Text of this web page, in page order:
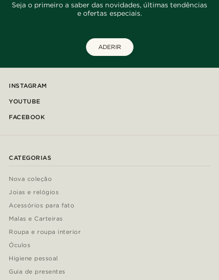
Seja o primeiro a saber das novidades, últimas tendências
e ofertas especiais.
ADERIR
INSTAGRAM
YOUTUBE
FACEBOOK
CATEGORIAS
Nova coleção
Joias e relógios
Acessórios para fato
Malas e Carteiras
Roupa e roupa interior
Óculos
Higiene pessoal
Guia de presentes